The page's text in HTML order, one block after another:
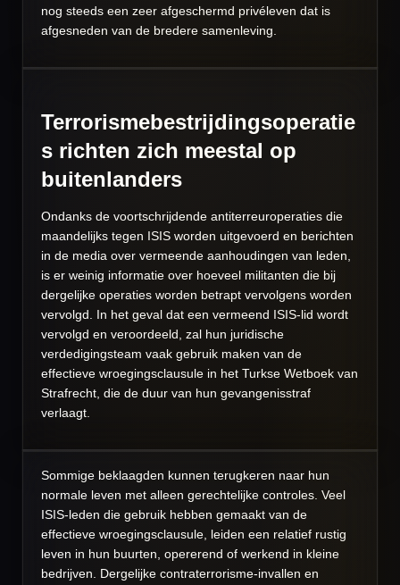
nog steeds een zeer afgeschermd privéleven dat is
afgesneden van de bredere samenleving.
Terrorismebestrijdingsoperatie
s richten zich meestal op
buitenlanders
Ondanks de voortschrijdende antiterreuroperaties die
maandelijks tegen ISIS worden uitgevoerd en berichten
in de media over vermeende aanhoudingen van leden,
is er weinig informatie over hoeveel militanten die bij
dergelijke operaties worden betrapt vervolgens worden
vervolgd. In het geval dat een vermeend ISIS-lid wordt
vervolgd en veroordeeld, zal hun juridische
verdedigingsteam vaak gebruik maken van de
effectieve wroegingsclausule in het Turkse Wetboek van
Strafrecht, die de duur van hun gevangenisstraf
verlaagt.
Sommige beklaagden kunnen terugkeren naar hun
normale leven met alleen gerechtelijke controles. Veel
ISIS-leden die gebruik hebben gemaakt van de
effectieve wroegingsclausule, leiden een relatief rustig
leven in hun buurten, opererend of werkend in kleine
bedrijven. Dergelijke contraterrorisme-invallen en